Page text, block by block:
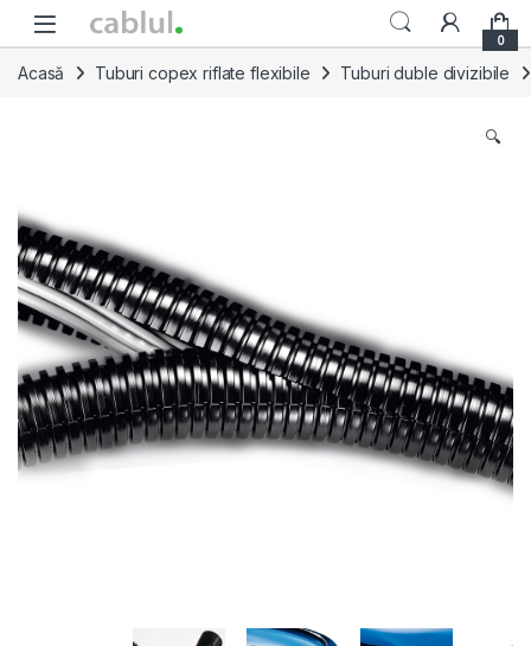
Skip to navigation
Skip to content
0
Acasă Tuburi copex riflate flexibile Tuburi duble divizibile
🔍